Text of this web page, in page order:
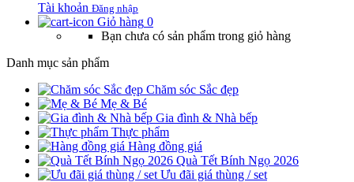
Tài khoản Đăng nhập
Giỏ hàng 0
Bạn chưa có sản phẩm trong giỏ hàng
Danh mục sản phẩm
Chăm sóc Sắc đẹp
Mẹ & Bé
Gia đình & Nhà bếp
Thực phẩm
Hàng đồng giá
Quà Tết Bính Ngọ 2026
Ưu đãi giá thùng / set